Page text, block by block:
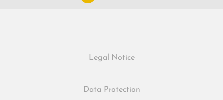
Legal Notice
Data Protection